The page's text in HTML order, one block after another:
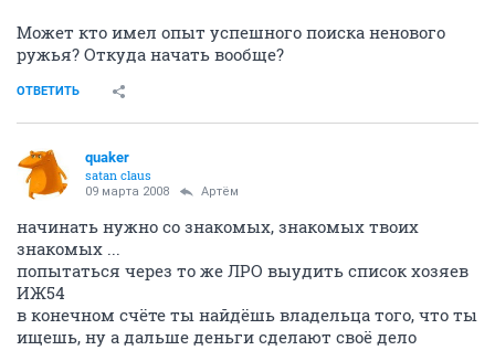
Может кто имел опыт успешного поиска ненового
ружья? Откуда начать вообще?
ОТВЕТИТЬ
quaker
satan claus
09 марта 2008 Артём
начинать нужно со знакомых, знакомых твоих
знакомых ...
попытаться через то же ЛРО выудить список хозяев
ИЖ54
в конечном счёте ты найдёшь владельца того, что ты
ищешь, ну а дальше деньги сделают своё дело